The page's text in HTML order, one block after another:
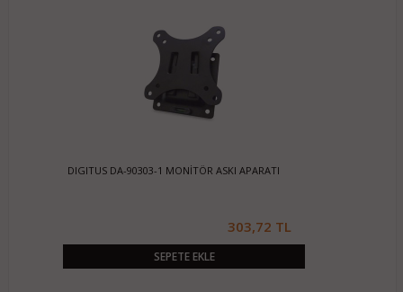
DIGITUS DA-90303-1 MONİTÖR ASKI APARATI
303,72 TL
SEPETE EKLE